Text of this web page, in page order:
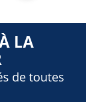
LA
de toutes